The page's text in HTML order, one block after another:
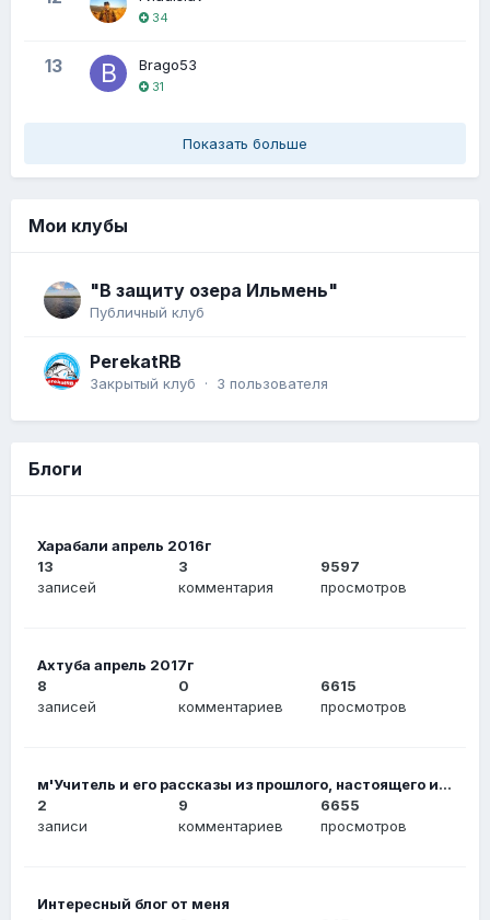
34
13 Brago53
31
Показать больше
Мои клубы
"В защиту озера Ильмень"
Публичный клуб
PerekatRB
Закрытый клуб · 3 пользователя
Блоги
Харабали апрель 2016г
13
записей
3
комментария
9597
просмотров
Ахтуба апрель 2017г
8
записей
0
комментариев
6615
просмотров
м'Учитель и его рассказы из прошлого, настоящего и будущего
2
записи
9
комментариев
6655
просмотров
Интересный блог от меня